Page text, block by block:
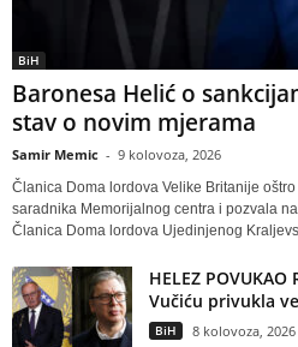
BiH
Baronesa Helić o
stav o novim mjerama
Samir Memic - 9 kolovoza, 2026
Članica Doma lordova Velike Britanije
saradnika Memorijalnog centra i pozvala
Članica Doma lordova Ujedinjenog
HELEZ
Vučiću privukla
BiH 8 kolovoza, 2026